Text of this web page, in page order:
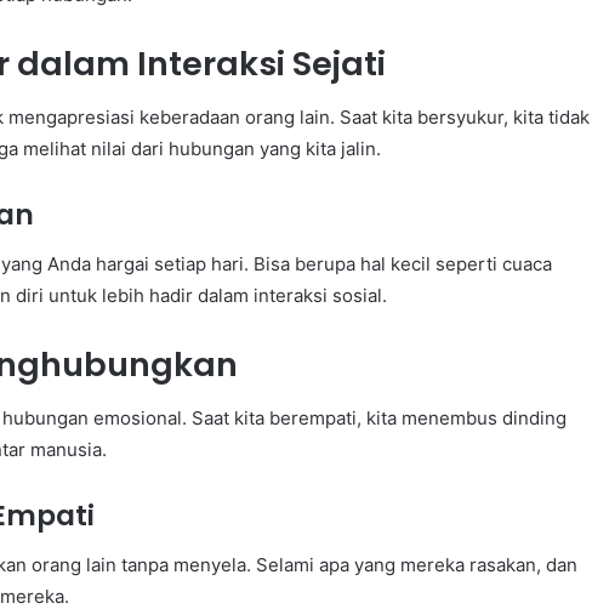
dalam Interaksi Sejati
keberadaan orang lain. Saat kita bersyukur, kita tidak
melihat nilai dari hubungan yang kita jalin.
Anda hargai setiap hari. Bisa berupa hal kecil seperti cuaca
diri untuk lebih hadir dalam interaksi sosial.
emosional. Saat kita berempati, kita menembus dinding
manusia.
orang lain tanpa menyela. Selami apa yang mereka rasakan, dan